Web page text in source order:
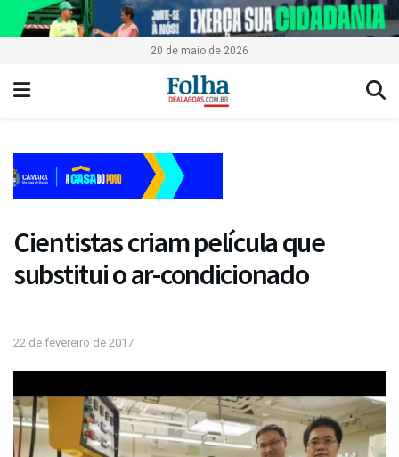
20 de maio de 2026
Cientistas criam película que
substitui o ar-condicionado
22 de fevereiro de 2017